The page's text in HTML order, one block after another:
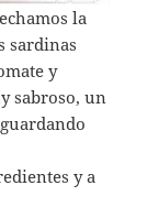
la
sardinas
y
sabroso, un
y a